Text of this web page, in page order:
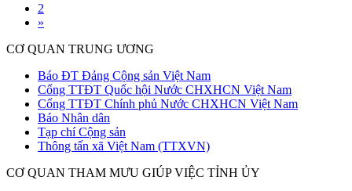
2
»
CƠ QUAN TRUNG ƯƠNG
Báo ĐT Đảng Cộng sản Việt Nam
Cổng TTĐT Quốc hội Nước CHXHCN Việt Nam
Cổng TTĐT Chính phủ Nước CHXHCN Việt Nam
Báo Nhân dân
Tạp chí Cộng sản
Thông tấn xã Việt Nam (TTXVN)
CƠ QUAN THAM MƯU GIÚP VIỆC TỈNH ỦY